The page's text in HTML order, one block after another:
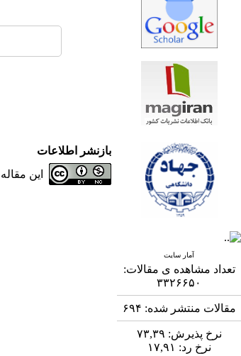
آمار سایت
تعداد مشاهده ی مقالات:
۳۳۲۶۶۵۰
مقالات منتشر شده: ۶۹۴
نرخ پذیرش: ۷۳,۳۹
نرخ رد: ۱۷,۹۱
بازنشر اطلاعات
این